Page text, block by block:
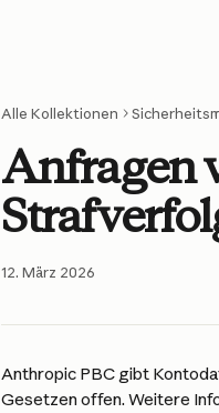
Alle Kollektionen
Anfragen
12. März 2026
Anthropic PBC gibt
Gesetzen offen. Weitere